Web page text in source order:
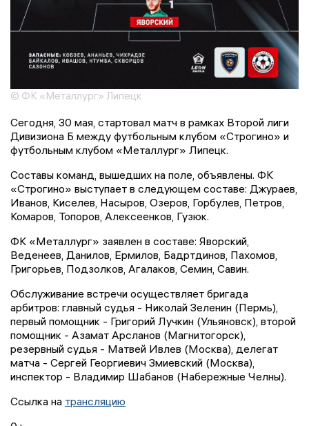
© ФК «Металлург» Липецк
Сегодня, 30 мая, стартовал матч в рамках Второй лиги
Дивизиона Б между футбольным клубом «Строгино» и
футбольным клубом «Металлург» Липецк.
Составы команд, вышедших на поле, объявлены. ФК
«Строгино» выступает в следующем составе: Джураев,
Иванов, Киселев, Насыров, Озеров, Горбулев, Петров,
Комаров, Топоров, Алексеенков, Гузюк.
ФК «Металлург» заявлен в составе: Яворский,
Веденеев, Данилов, Ермилов, Бадртдинов, Пахомов,
Григорьев, Подзолков, Агалаков, Семин, Савин.
Обслуживание встречи осуществляет бригада
арбитров: главный судья - Николай Зеленин (Пермь),
первый помощник - Григорий Лучкин (Ульяновск), второй
помощник - Азамат Арсланов (Магнитогорск),
резервный судья - Матвей Ивлев (Москва), делегат
матча - Сергей Георгиевич Змиевский (Москва),
инспектор - Владимир Шабанов (Набережные Челны).
Ссылка на трансляцию